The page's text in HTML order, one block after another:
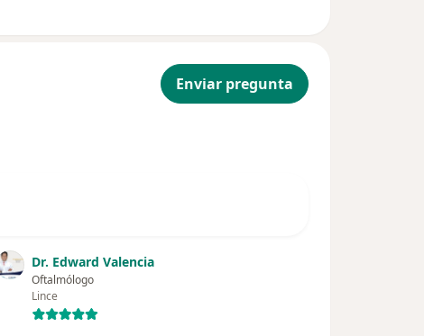
Enviar pregunta
Dr. Edward Valencia
Oftalmólogo
Lince